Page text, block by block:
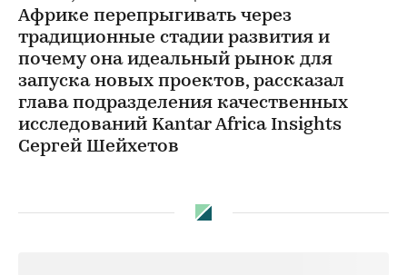
Африке перепрыгивать через
традиционные стадии развития и
почему она идеальный рынок для
запуска новых проектов, рассказал
глава подразделения качественных
исследований Kantar Africa Insights
Сергей Шейхетов